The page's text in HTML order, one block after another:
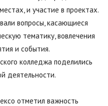
и участие в проектах.
вопросы, касающиеся
тематику, вовлечения
и события.
колледжа поделились
деятельности.
отметил важность